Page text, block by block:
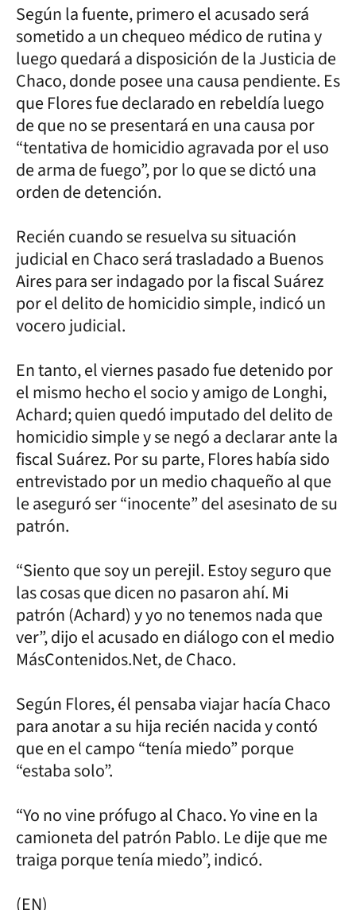
Según la fuente, primero el acusado será
sometido a un chequeo médico de rutina y
luego quedará a disposición de la Justicia de
Chaco, donde posee una causa pendiente. Es
que Flores fue declarado en rebeldía luego
de que no se presentará en una causa por
“tentativa de homicidio agravada por el uso
de arma de fuego”, por lo que se dictó una
orden de detención.
Recién cuando se resuelva su situación
judicial en Chaco será trasladado a Buenos
Aires para ser indagado por la fiscal Suárez
por el delito de homicidio simple, indicó un
vocero judicial.
En tanto, el viernes pasado fue detenido por
el mismo hecho el socio y amigo de Longhi,
Achard; quien quedó imputado del delito de
homicidio simple y se negó a declarar ante la
fiscal Suárez. Por su parte, Flores había sido
entrevistado por un medio chaqueño al que
le aseguró ser “inocente” del asesinato de su
patrón.
“Siento que soy un perejil. Estoy seguro que
las cosas que dicen no pasaron ahí. Mi
patrón (Achard) y yo no tenemos nada que
ver”, dijo el acusado en diálogo con el medio
MásContenidos.Net, de Chaco.
Según Flores, él pensaba viajar hacía Chaco
para anotar a su hija recién nacida y contó
que en el campo “tenía miedo” porque
“estaba solo”.
“Yo no vine prófugo al Chaco. Yo vine en la
camioneta del patrón Pablo. Le dije que me
traiga porque tenía miedo”, indicó.
(EN)